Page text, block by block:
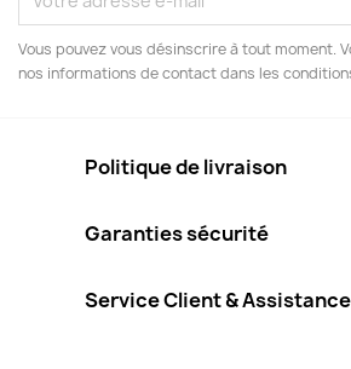
Vous pouvez vous désinscrire à tout moment.
nos informations de contact dans les
Politique de livraison
Garanties sécurité
Service Client & Assistance